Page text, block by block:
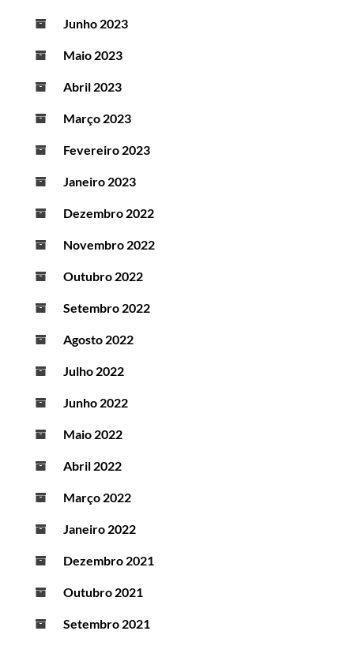
Junho 2023
Maio 2023
Abril 2023
Março 2023
Fevereiro 2023
Janeiro 2023
Dezembro 2022
Novembro 2022
Outubro 2022
Setembro 2022
Agosto 2022
Julho 2022
Junho 2022
Maio 2022
Abril 2022
Março 2022
Janeiro 2022
Dezembro 2021
Outubro 2021
Setembro 2021